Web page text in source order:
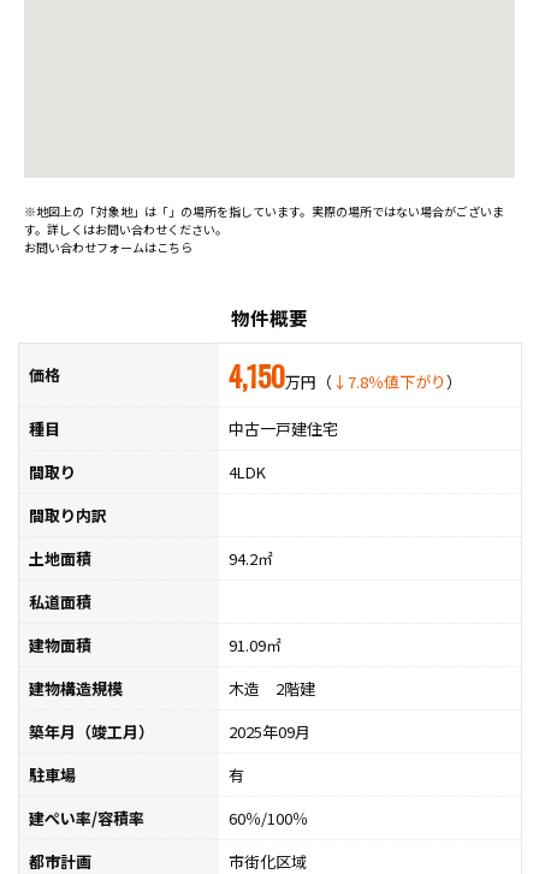
※地図上の「対象地」は「」の場所を指しています。実際の場所ではない場合がございま
す。詳しくはお問い合わせください。
お問い合わせフォームはこちら
物件概要
価格 4,150万円（↓7.8％値下がり）
種目
中古一戸建住宅
間取り
4LDK
間取り内訳
土地面積
94.2㎡
私道面積
建物面積
91.09㎡
建物構造規模
木造 2階建
築年月（竣工月）
2025年09月
駐車場
有
建ぺい率/容積率
60％/100％
都市計画
市街化区域